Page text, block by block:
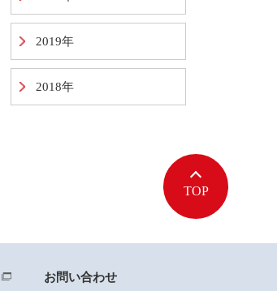
2019年
2018年
TOP
お問い合わせ